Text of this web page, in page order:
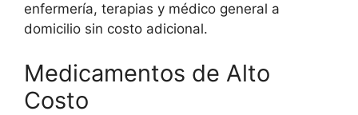
enfermería, terapias y médico general a
domicilio sin costo adicional.
Medicamentos de Alto
Costo